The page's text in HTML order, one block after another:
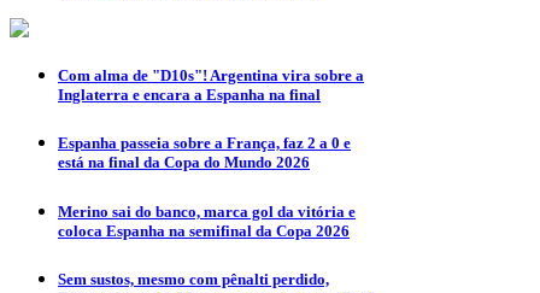
Com alma de "D10s"! Argentina vira sobre a
Inglaterra e encara a Espanha na final
Espanha passeia sobre a França, faz 2 a 0 e
está na final da Copa do Mundo 2026
Merino sai do banco, marca gol da vitória e
coloca Espanha na semifinal da Copa 2026
Sem sustos, mesmo com pênalti perdido,